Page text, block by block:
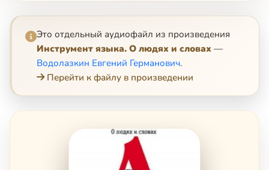
Это отдельный аудиофайл из произведения
Инструмент языка. О людях и словах —
Водолазкин Евгений Германович.
Перейти к файлу в произведении